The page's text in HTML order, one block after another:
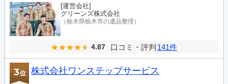
[運営会社]
グリーンズ株式会社
（栃木県栃木市の遺品整理）
4.87 口コミ・評判 141件
3位 株式会社ワンステップサービス